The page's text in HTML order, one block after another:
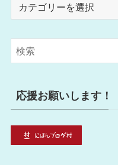
リ
ー
応援お願いします！